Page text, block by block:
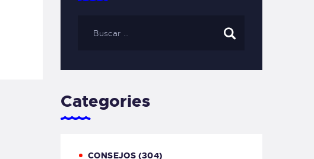
Categories
CONSEJOS (304)